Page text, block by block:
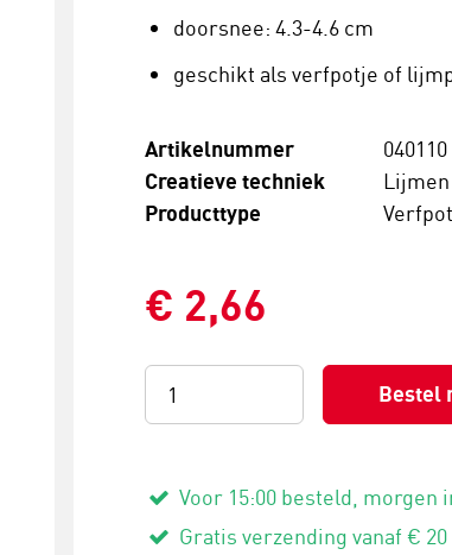
doorsnee: 4.3-4.6 cm
geschikt als verfpotje of
Artikelnummer 040110
Creatieve techniek Lijmen
Producttype
€ 2,66
Bestel
Voor 15:00 besteld, morgen
Gratis verzending vanaf €